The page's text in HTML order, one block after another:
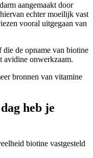
aangemaakt door
echter moeilijk vast
vooral uitgegaan van
de opname van biotine
avidine onwerkzaam.
bronnen van vitamine
heb je
biotine vastgesteld